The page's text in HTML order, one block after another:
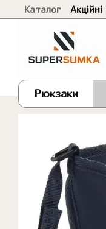
Перейти до основного
Каталог
Рюкзаки